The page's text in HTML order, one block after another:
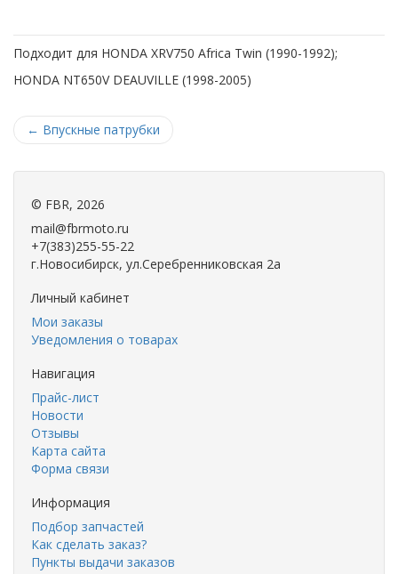
Подходит для HONDA XRV750 Africa Twin (1990-1992);
HONDA NT650V DEAUVILLE (1998-2005)
← Впускные патрубки
© FBR, 2026
mail@fbrmoto.ru
+7(383)255-55-22
г.Новосибирск, ул.Серебренниковская 2а
Личный кабинет
Мои заказы
Уведомления о товарах
Навигация
Прайс-лист
Новости
Отзывы
Карта сайта
Форма связи
Информация
Подбор запчастей
Как сделать заказ?
Пункты выдачи заказов